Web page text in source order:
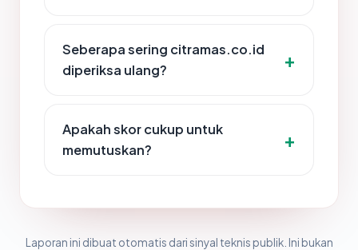
Seberapa sering citramas.co.id
diperiksa ulang?
Apakah skor cukup untuk
memutuskan?
Laporan ini dibuat otomatis dari sinyal teknis publik. Ini bukan